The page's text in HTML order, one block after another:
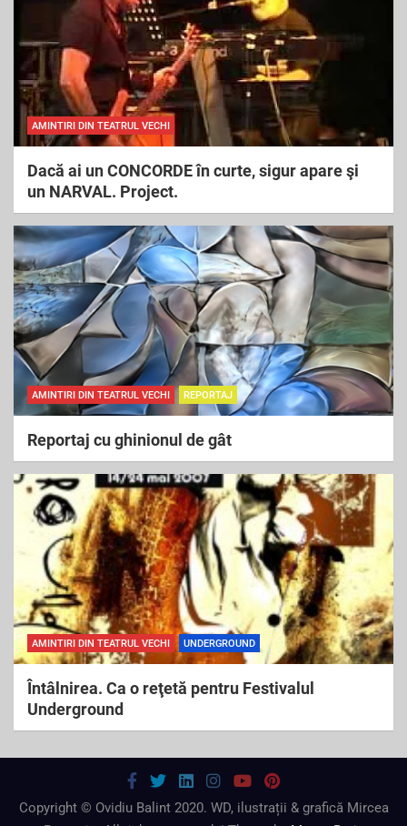
AMINTIRI DIN TEATRUL VECHI
Dacă ai un CONCORDE în curte, sigur apare şi
un NARVAL. Project.
AMINTIRI DIN TEATRUL VECHI REPORTAJ
Reportaj cu ghinionul de gât
AMINTIRI DIN TEATRUL VECHI UNDERGROUND
Întâlnirea. Ca o reţetă pentru Festivalul
Underground
Copyright © Ovidiu Balint 2020. WD, ilustrații & grafică Mircea